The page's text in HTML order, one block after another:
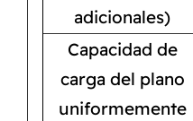
adicionales)
Capacidad de
carga del plano
uniformemente